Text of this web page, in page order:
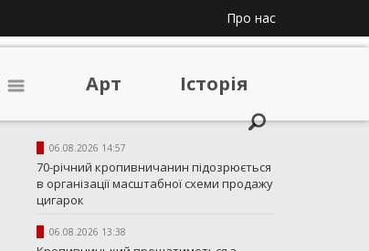
Про нас
Арт Iсторiя
06.08.2026 14:57
70-річний кропивничанин підозрюється
в організації масштабної схеми продажу
цигарок
06.08.2026 13:38